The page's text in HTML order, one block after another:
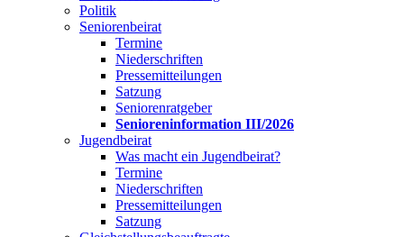
Politik
Seniorenbeirat
Termine
Niederschriften
Pressemitteilungen
Satzung
Seniorenratgeber
Senioreninformation III/2026
Jugendbeirat
Was macht ein Jugendbeirat?
Termine
Niederschriften
Pressemitteilungen
Satzung